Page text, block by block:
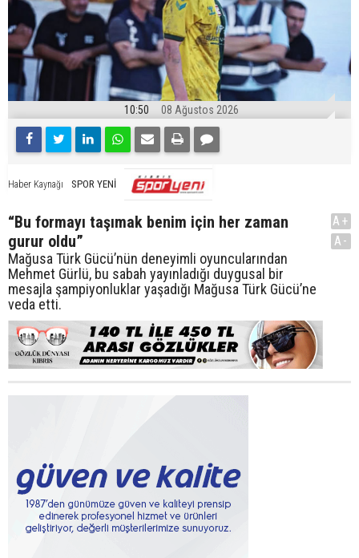
10:50 08 Ağustos 2026
Haber Kaynağı SPOR YENİ
“Bu formayı taşımak benim için her zaman
gurur oldu”
Mağusa Türk Gücü’nün deneyimli oyuncularından
Mehmet Gürlü, bu sabah yayınladığı duygusal bir
mesajla şampiyonluklar yaşadığı Mağusa Türk Gücü’ne
veda etti.
A+
A-